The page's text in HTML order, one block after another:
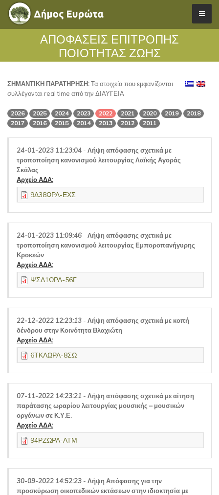
ΑΠΟΦΑΣΕΙΣ ΕΠΙΤΡΟΠΗΣ
ΠΟΙΟΤΗΤΑΣ ΖΩΗΣ
ΣΗΜΑΝΤΙΚΗ ΠΑΡΑΤΗΡΗΣΗ:Τα στοιχεία που εμφανίζονται
συλλέγονται real time από την ΔΙΑΥΓΕΙΑ
2026 2025 2024 2023 2022 2021 2020 2019
2018
2017
2016 2015 2014 2013 2012 2011
24-01-2023 11:23:04 - Λήψη απόφασης σχετικά με
τροποποίηση κανονισμού λειτουργίας Λαϊκής Αγοράς
Σκάλας
Αρχείο ΑΔΑ:
9Δ38ΩΡΛ-ΕΧΣ
24-01-2023 11:09:46 - Λήψη απόφασης σχετικά με
τροποποίηση κανονισμού λειτουργίας Εμποροπανήγυρης
Κροκεών
Αρχείο ΑΔΑ:
ΨΣΔ1ΩΡΛ-56Γ
22-12-2022 12:23:13 - Λήψη απόφασης σχετικά με κοπή
δένδρου στην Κοινότητα Βλαχιώτη
Αρχείο ΑΔΑ:
6ΤΚΛΩΡΛ-8ΣΩ
07-11-2022 14:23:21 - Λήψη απόφασης σχετικά με αίτηση
παράτασης ωραρίου λειτουργίας μουσικής – μουσικών
οργάνων σε Κ.Υ.Ε.
Αρχείο ΑΔΑ:
94ΡΖΩΡΛ-ΑΤΜ
30-09-2022 14:52:23 - Λήψη Απόφασης για την
προσκύρωση οικοπεδικών εκτάσεων στην ιδιοκτησία με